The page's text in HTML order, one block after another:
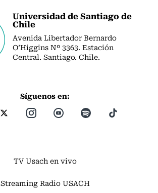
Universidad de Santiago de
Chile
Avenida Libertador Bernardo
O’Higgins Nº 3363. Estación
Central. Santiago. Chile.
Síguenos en:
TV Usach en vivo
Streaming Radio USACH